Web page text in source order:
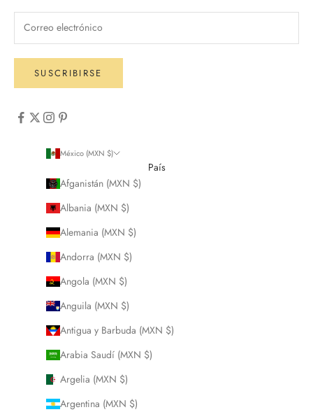
SUSCRIBIRSE
México (MXN $)
País
Afganistán (MXN $)
Albania (MXN $)
Alemania (MXN $)
Andorra (MXN $)
Angola (MXN $)
Anguila (MXN $)
Antigua y Barbuda (MXN $)
Arabia Saudí (MXN $)
Argelia (MXN $)
Argentina (MXN $)